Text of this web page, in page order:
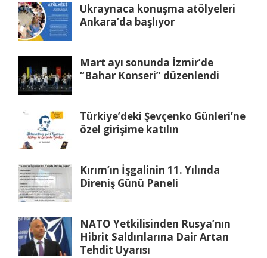
Ukraynaca konuşma atölyeleri
Ankara’da başlıyor
Mart ayı sonunda İzmir’de
“Bahar Konseri” düzenlendi
Türkiye’deki Şevçenko Günleri’ne
özel girişime katılın
Kırım’ın İşgalinin 11. Yılında
Direniş Günü Paneli
NATO Yetkilisinden Rusya’nın
Hibrit Saldırılarına Dair Artan
Tehdit Uyarısı